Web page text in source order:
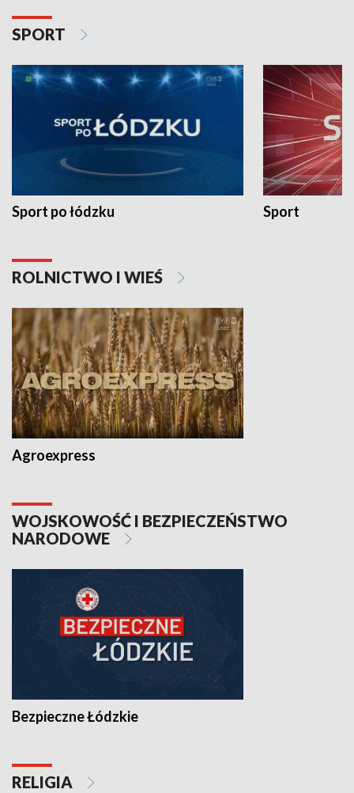
SPORT
Sport po łódzku Sport
ROLNICTWO I WIEŚ
Agroexpress
WOJSKOWOŚĆ I BEZPIECZEŃSTWO
NARODOWE
Bezpieczne Łódzkie
RELIGIA